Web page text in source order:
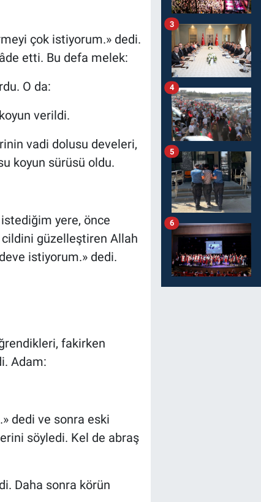
çok istiyorum.» dedi.
etti. Bu defa melek:
O da:
verildi.
vadi dolusu develeri,
koyun sürüsü oldu.
yere, önce
cildini güzelleştiren Allah
istiyorum.» dedi.
fakirken
Adam:
dedi ve sonra eski
söyledi. Kel de abraş
Daha sonra körün
3
4
5
6